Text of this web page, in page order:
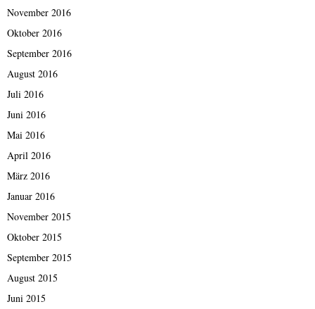
November 2016
Oktober 2016
September 2016
August 2016
Juli 2016
Juni 2016
Mai 2016
April 2016
März 2016
Januar 2016
November 2015
Oktober 2015
September 2015
August 2015
Juni 2015